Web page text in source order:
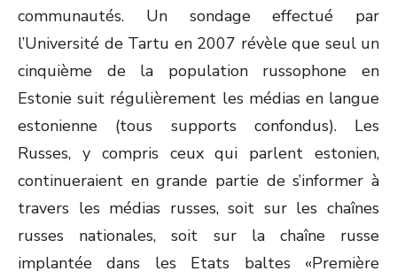
communautés. Un sondage effectué par
l’Université de Tartu en 2007 révèle que seul un
cinquième de la population russophone en
Estonie suit régulièrement les médias en langue
estonienne (tous supports confondus). Les
Russes, y compris ceux qui parlent estonien,
continueraient en grande partie de s’informer à
travers les médias russes, soit sur les chaînes
russes nationales, soit sur la chaîne russe
implantée dans les Etats baltes «Première